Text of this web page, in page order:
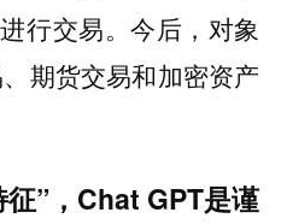
行交易。今后，对象
期货交易和加密资产
”，Chat GPT是谨